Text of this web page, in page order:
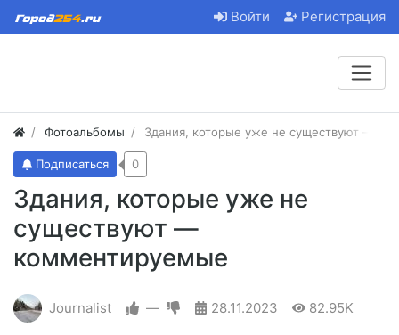
Войти Регистрация
Фотоальбомы Здания, которые уже не существуют —
Здания, которые уже не
существуют —
комментируемые
Подписаться 0
Journalist — 28.11.2023 82.95K